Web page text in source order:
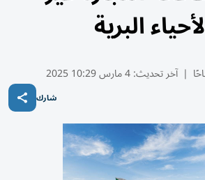
البرية
| آخر تحديث:4 مارس 10:29 2025
شارك